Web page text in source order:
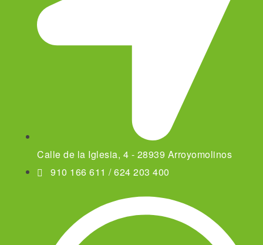
Calle de la Iglesia, 4 - 28939 Arroyomolinos
910 166 611 / 624 203 400